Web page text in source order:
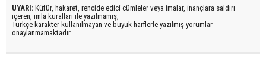
UYARI: Küfür, hakaret, rencide edici cümleler veya imalar, inançlara saldırı
içeren, imla kuralları ile yazılmamış,
Türkçe karakter kullanılmayan ve büyük harflerle yazılmış yorumlar
onaylanmamaktadır.